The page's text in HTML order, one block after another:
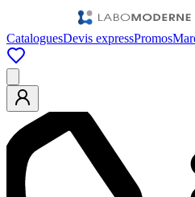
CataloguesDevis expressPromos